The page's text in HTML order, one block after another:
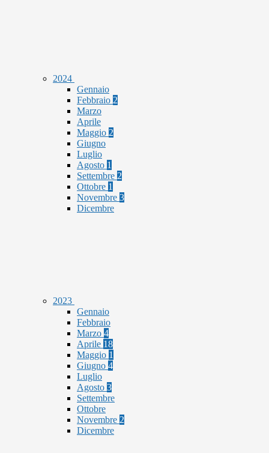
2024
Gennaio
Febbraio 2
Marzo
Aprile
Maggio 2
Giugno
Luglio
Agosto 1
Settembre 2
Ottobre 1
Novembre 3
Dicembre
2023
Gennaio
Febbraio
Marzo 4
Aprile 18
Maggio 1
Giugno 4
Luglio
Agosto 3
Settembre
Ottobre
Novembre 2
Dicembre